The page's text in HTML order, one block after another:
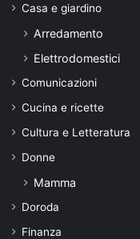
Casa e giardino
Arredamento
Elettrodomestici
Comunicazioni
Cucina e ricette
Cultura e Letteratura
Donne
Mamma
Doroda
Finanza